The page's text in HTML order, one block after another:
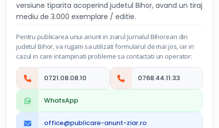
versiune tiparita acoperind judetul Bihor, avand un tiraj
mediu de 3.000 exemplare / editie.
Pentru publicarea unui anunt in ziarul Jurnalul Bihorean din
judetul Bihor, va rugam sa utilizati formularul de mai jos, iar in
cazul in care intampinati probleme sa contactati un operator:
0721.08.08.10 0768.44.11.33
WhatsApp
office@publicare-anunt-ziar.ro